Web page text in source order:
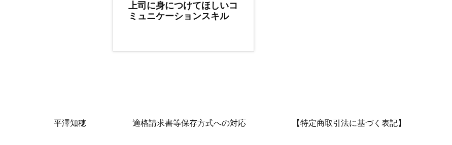
上司に身につけてほしいコ
ミュニケーションスキル
平澤知穂 適格請求書等保存方式への対応 【特定商取引法に基づく表記】